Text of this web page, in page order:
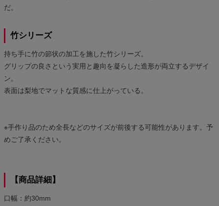
だ。
竹シリーズ
持ち手に竹の節状の加工を施した竹シリーズ。
グリップの良さという実用と趣向を凝らした造形が両立するデザイ
ン。
表面は梨地でマットな質感に仕上がっている。
※手作り品のため全長などのサイズが前後する可能性があります。予
めご了承ください。
【商品詳細】
口幅：約30mm